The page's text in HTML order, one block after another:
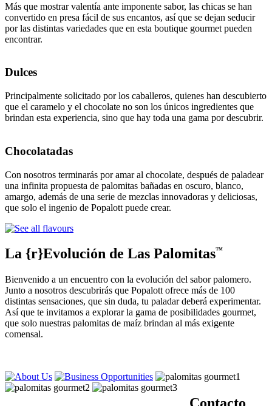
Más que mostrar valentía ante imponente sabor, las chicas se han
convertido en presa fácil de sus encantos, así que se dejan seducir
por las distintas variedades que en esta boutique gourmet pueden
encontrar.
Dulces
Principalmente solicitado por los caballeros, quienes han descubierto
que el caramelo y el chocolate no son los únicos ingredientes que
brindan esta experiencia, sino que hay toda una gama por descubrir.
Chocolatadas
Con nosotros terminarás por amar al chocolate, después de paladear
una infinita propuesta de palomitas bañadas en oscuro, blanco,
amargo, además de una serie de mezclas innovadoras y deliciosas,
que solo el ingenio de Popalott puede crear.
La {r}Evolución de Las Palomitas™
Bienvenido a un encuentro con la evolución del sabor palomero.
Junto a nosotros descubrirás que Popalott ofrece más de 100
distintas sensaciones, que sin duda, tu paladar deberá experimentar.
Así que te invitamos a explorar la gama de posibilidades gourmet,
que solo nuestras palomitas de maíz brindan al más exigente
comensal.